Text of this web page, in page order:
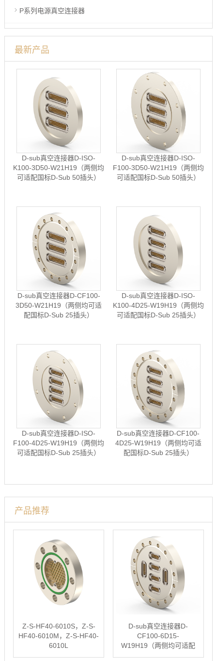
P系列电源真空连接器
最新产品
D-sub真空连接器D-ISO-
K100-3D50-W21H19（两侧均
可适配国标D-Sub 50插头）
D-sub真空连接器D-ISO-
F100-3D50-W21H19（两侧均
可适配国标D-Sub 50插头）
D-sub真空连接器D-CF100-
3D50-W21H19（两侧均可适
配国标D-Sub 25插头）
D-sub真空连接器D-ISO-
K100-4D25-W19H19（两侧均
可适配国标D-Sub 25插头）
D-sub真空连接器D-ISO-
F100-4D25-W19H19（两侧均
可适配国标D-Sub 25插头）
D-sub真空连接器D-CF100-
4D25-W19H19（两侧均可适
配国标D-Sub 25插头）
产品推荐
Z-S-HF40-6010S，Z-S-
HF40-6010M，Z-S-HF40-
6010L
D-sub真空连接器D-
CF100-6D15-
W19H19（两侧均可适配